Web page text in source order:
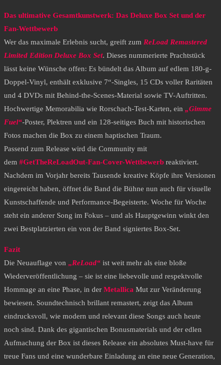
Das ultimative Gesamtkunstwerk: Das Deluxe Box Set und der
Fan-Wettbewerb
​Wer das maximale Erlebnis sucht, greift zum ReLoad Remastered
Limited Edition Deluxe Box Set. Dieses nummerierte Prachtstück
lässt keine Wünsche offen: Es bündelt das Album auf edlem 180-g-
Doppel-Vinyl, enthält exklusive 7“-Singles, 15 CDs voller Raritäten
und 4 DVDs mit Behind-the-Scenes-Material sowie TV-Auftritten.
Hochwertige Memorabilia wie Rorschach-Test-Karten, ein „Gimme
Fuel“-Poster, Plektren und ein 128-seitiges Buch mit historischen
Fotos machen die Box zu einem haptischen Traum.
​Passend zum Release wird die Community mit
dem #GetTheReLoadOut-Fan-Cover-Wettbewerb reaktiviert.
Nachdem im Vorjahr bereits Tausende kreative Köpfe ihre Versionen
eingereicht haben, öffnet die Band die Bühne nun auch für visuelle
Kunstschaffende und Performance-Begeisterte. Woche für Woche
steht ein anderer Song im Fokus – und als Hauptgewinn winkt den
zwei Bestplatzierten ein von der Band signiertes Box-Set.
Fazit
​Die Neuauflage von „ReLoad“ ist weit mehr als eine bloße
Wiederveröffentlichung – sie ist eine liebevolle und respektvolle
Hommage an eine Phase, in der Metallica Mut zur Veränderung
bewiesen. Soundtechnisch brillant remastert, zeigt das Album
eindrucksvoll, wie modern und relevant diese Songs auch heute
noch sind. Dank des gigantischen Bonusmaterials und der edlen
Aufmachung der Box ist dieses Release ein absolutes Must-have für
treue Fans und eine wunderbare Einladung an eine neue Generation,